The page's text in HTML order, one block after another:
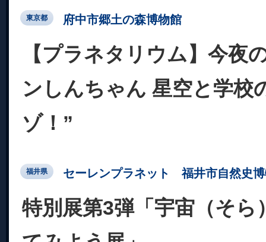
東京都 府中市郷土の森博物館
【プラネタリウム】今夜
ンしんちゃん 星空と学校
ゾ！”
福井県 セーレンプラネット 福井市自然史
特別展第3弾「宇宙（そら